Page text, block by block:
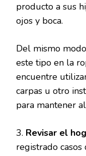
producto a sus
ojos y boca.
Del mismo
este tipo en la
encuentre
carpas u otro
para mantener
3. Revisar el
registrado